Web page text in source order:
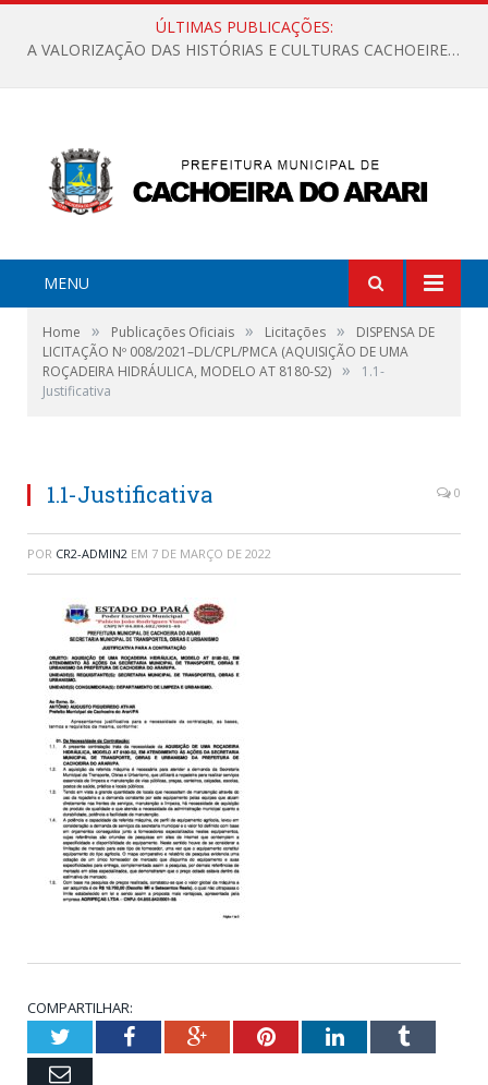
ÚLTIMAS PUBLICAÇÕES:
A VALORIZAÇÃO DAS HISTÓRIAS E CULTURAS CACHOEIRENSES
MENU
Home » Publicações Oficiais » Licitações »
DISPENSA DE
LICITAÇÃO Nº 008/2021–DL/CPL/PMCA (AQUISIÇÃO DE UMA
ROÇADEIRA HIDRÁULICA, MODELO AT 8180-S2) »
1.1-
Justificativa
1.1-Justificativa 0
POR CR2-ADMIN2 EM 7 DE MARÇO DE 2022
COMPARTILHAR:
TwitterFacebookGoogle+PinterestLinkedInTumblr
Email